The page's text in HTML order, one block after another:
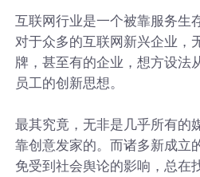
互联网行业是一个被靠服务生
对于众多的互联网新兴企业，
牌，甚至有的企业，想方设法
员工的创新思想。
最其究竟，无非是几乎所有的
靠创意发家的。而诸多新成立
免受到社会舆论的影响，总在